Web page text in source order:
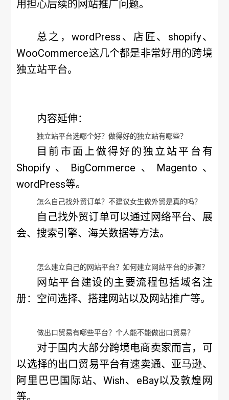
用担心后续的网站推广问题。
总之，wordPress、店匠、shopify、
WooCommerce这几个都是非常好用的跨境
独立站平台。
内容延伸：
独立站平台选哪个好？做得好的独立站有哪些？
目前市面上做得好的独立站平台有
Shopify、BigCommerce、Magento、
wordPress等。
怎么自己找外贸订单？不建议女生做外贸是真的吗？
自己找外贸订单可以通过网络平台、展
会、搜索引擎、海关数据等方法。
怎么建立自己的网站平台？如何建立网站平台的步骤？
网站平台建设的主要流程包括域名注
册：空间选择、搭建网站以及网站推广等。
做出口贸易有哪些平台？个人能不能做出口贸易？
对于国内大部分跨境电商卖家而言，可
以选择的出口贸易平台有速卖通、亚马逊、
阿里巴巴国际站、Wish、eBay以及敦煌网
等。